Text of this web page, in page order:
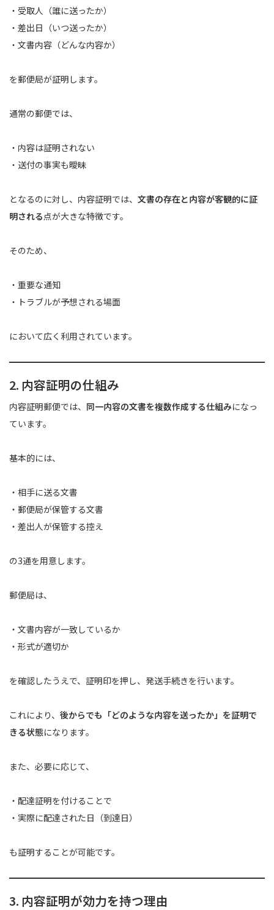
・受取人（誰に送ったか）
・差出日（いつ送ったか）
・文書内容（どんな内容か）
を郵便局が証明します。
通常の郵便では、
・内容は証明されない
・送付の事実も曖昧
となるのに対し、内容証明では、 文書の存在と内容が客観的に証
明される点が大きな特徴です。
そのため、
・重要な通知
・トラブルが予想される場面
において広く利用されています。
2. 内容証明の仕組み
内容証明郵便では、 同一内容の文書を複数作成する仕組みになっ
ています。
基本的には、
・相手に送る文書
・郵便局が保管する文書
・差出人が保管する控え
の3通を用意します。
郵便局は、
・文書内容が一致しているか
・形式が適切か
を確認したうえで、証明印を押し、発送手続きを行います。
これにより、 後からでも「どのような内容を送ったか」を証明で
きる状態になります。
また、必要に応じて、
・配達証明を付けることで
・実際に配達された日（到達日）
も証明することが可能です。
3. 内容証明が効力を持つ理由